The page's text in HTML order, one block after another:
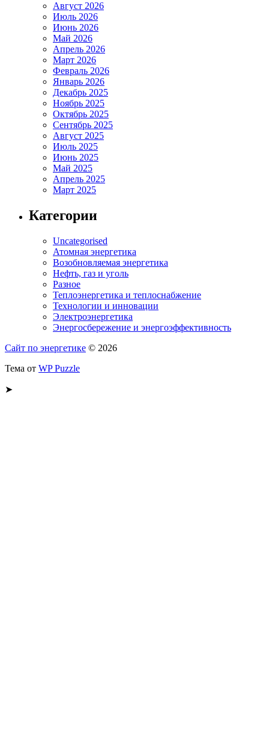
Август 2026
Июль 2026
Июнь 2026
Май 2026
Апрель 2026
Март 2026
Февраль 2026
Январь 2026
Декабрь 2025
Ноябрь 2025
Октябрь 2025
Сентябрь 2025
Август 2025
Июль 2025
Июнь 2025
Май 2025
Апрель 2025
Март 2025
Категории
Uncategorised
Атомная энергетика
Возобновляемая энергетика
Нефть, газ и уголь
Разное
Теплоэнергетика и теплоснабжение
Технологии и инновации
Электроэнергетика
Энергосбережение и энергоэффективность
Сайт по энергетике © 2026
Тема от WP Puzzle
➤